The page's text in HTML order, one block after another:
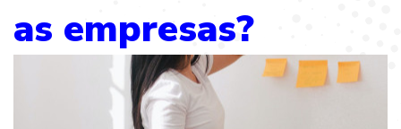
as empresas?